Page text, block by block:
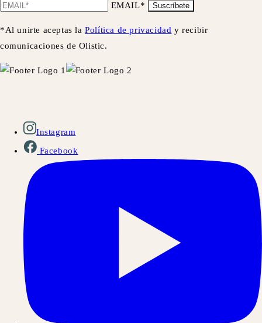
EMAIL* Suscríbete
*Al unirte aceptas laPolítica de privacidad y recibir
comunicaciones de Olistic.
Instagram
Facebook